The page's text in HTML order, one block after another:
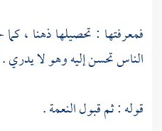
فمعرفتها : تحصيلها ذهنا ،
الناس تحسن إليه وهو لا
قوله : ثم قبول النعمة .